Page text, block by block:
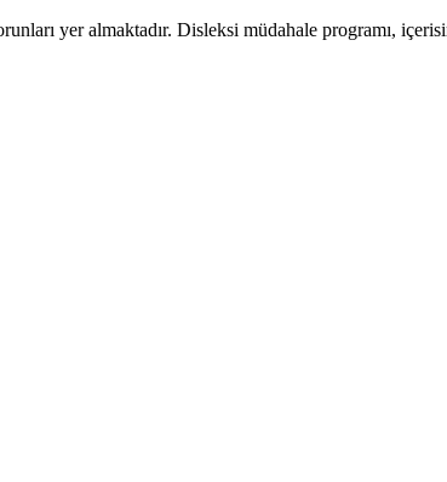
yer almaktadır. Disleksi müdahale programı,